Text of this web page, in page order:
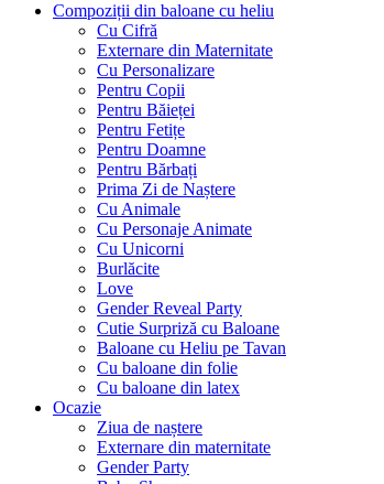
Compoziții din baloane cu heliu
Cu Cifră
Externare din Maternitate
Cu Personalizare
Pentru Copii
Pentru Băieței
Pentru Fetițe
Pentru Doamne
Pentru Bărbați
Prima Zi de Naștere
Cu Animale
Cu Personaje Animate
Cu Unicorni
Burlăcite
Love
Gender Reveal Party
Cutie Surpriză cu Baloane
Baloane cu Heliu pe Tavan
Cu baloane din folie
Cu baloane din latex
Ocazie
Ziua de naștere
Externare din maternitate
Gender Party